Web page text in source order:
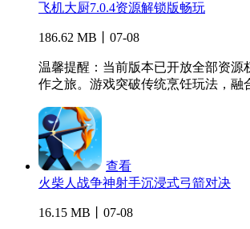
飞机大厨7.0.4资源解锁版畅玩
186.62 MB丨07-08
温馨提醒：当前版本已开放全部资源
作之旅。游戏突破传统烹饪玩法，融
查看
火柴人战争神射手沉浸式弓箭对决
16.15 MB丨07-08